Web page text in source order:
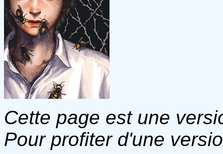
Cette page est une
Pour profiter d'une